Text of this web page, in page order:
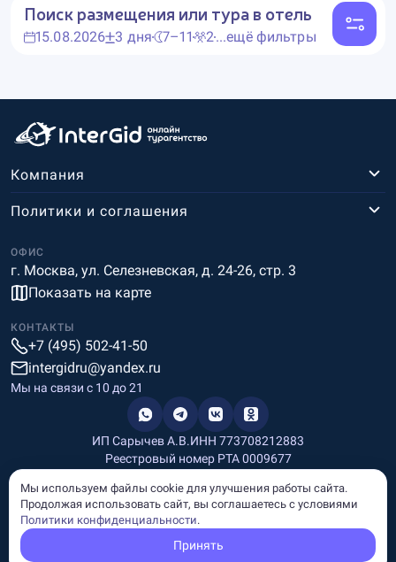
Поиск размещения или тура в отель
15.08.2026 3 дня 7–11 2...ещё фильтры
Компания
ОФИС
г. Москва, ул. Селезневская, д. 24-26, стр. 3
Показать на карте
Политики и соглашения
КОНТАКТЫ
+7 (495) 502-41-50
intergidru@yandex.ru
Мы на связи c 10 до 21
ИП Сарычев А.В.ИНН 773708212883
Реестровый номер РТА 0009677
Информация, размещённая на сайте, носит информационный
характер и не является рекламой и публичной офертой.
Мы используем файлы cookie для улучшения работы сайта.
Продолжая использовать сайт, вы соглашаетесь с условиями
Политики конфиденциальности.
Принять